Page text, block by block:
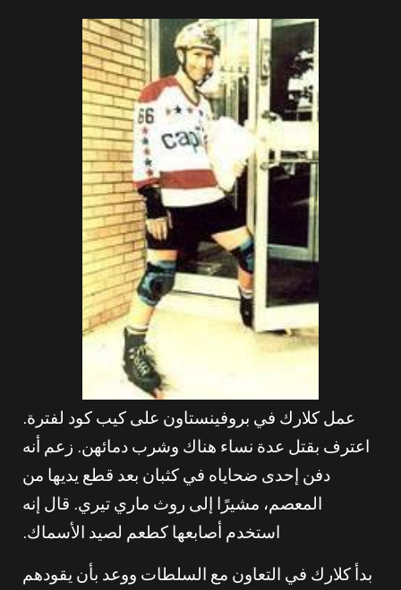
عمل كلارك في بروفينستاون على كيب كود لفترة.
اعترف بقتل عدة نساء هناك وشرب دمائهن. زعم أنه
دفن إحدى ضحاياه في كثبان بعد قطع يديها من
المعصم، مشيرًا إلى روث ماري تيري. قال إنه
استخدم أصابعها كطعم لصيد الأسماك.
بدأ كلارك في التعاون مع السلطات ووعد بأن يقودهم